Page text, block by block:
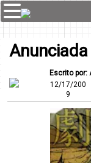
Escrito por:
12/17/200
9